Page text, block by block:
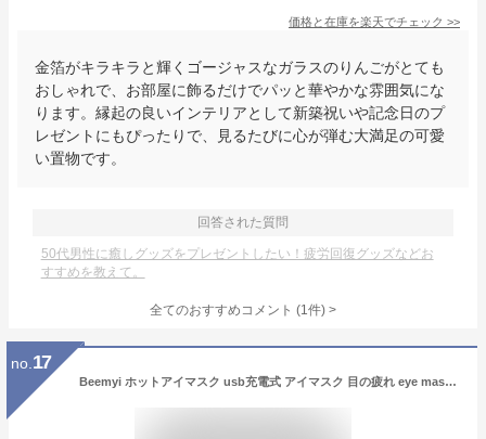
価格と在庫を楽天でチェック >>
金箔がキラキラと輝くゴージャスなガラスのりんごがとても
おしゃれで、お部屋に飾るだけでパッと華やかな雰囲気にな
ります。縁起の良いインテリアとして新築祝いや記念日のプ
レゼントにもぴったりで、見るたびに心が弾む大満足の可愛
い置物です。
回答された質問
50代男性に癒しグッズをプレゼントしたい！疲労回復グッズなどお
すすめを教えて。
全てのおすすめコメント (1件) >
no. 17
Beemyi ホットアイマスク usb充電式 アイマスク 目の疲れ eye mask 眼精疲労 睡眠用 アイマスクホット ランキング 目元 あたためホットアイマスク 充電式コードレス 睡眠用 プレゼント癒しグッズ ホットアイマスク 繰り返し 母の日 温冷アイマスク 人気 コードレス 父の日 誕生日 (Dark blue, 11.9*27.6cm)